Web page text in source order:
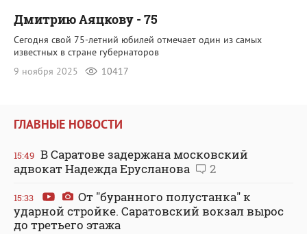
Дмитрию Аяцкову - 75
Сегодня свой 75-летний юбилей отмечает один из самых
известных в стране губернаторов
9 ноября 2025
10417
ГЛАВНЫЕ НОВОСТИ
15:49 В Саратове задержана московский
адвокат Надежда Ерусланова
2
15:33
От "буранного полустанка" к
ударной стройке. Саратовский вокзал вырос
до третьего этажа